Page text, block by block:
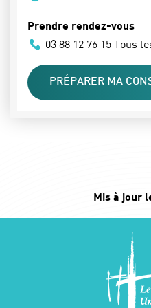
Prendre rendez-vous
03 88 12 76 15 Tous
PRÉPARER MA
Mis à jour